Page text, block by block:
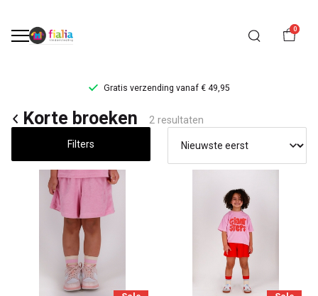
0
Gratis verzending vanaf € 49,95
Korte
broeken
FiaLia
Kinderkleding
Korte broeken 2 resultaten
Filters